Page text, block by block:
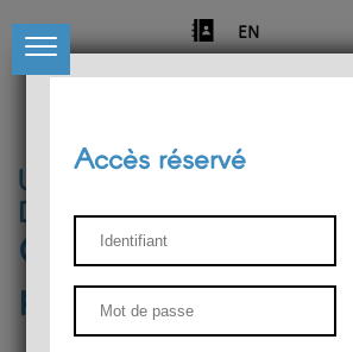
EN
Université de Liège
Département de philosophie
Centre de recherches
phénoménologiques
Accès réservé